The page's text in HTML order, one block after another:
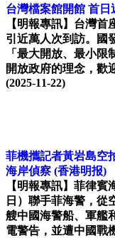
台灣檔案館開館 首日
【明報專訊】台灣
引近萬人次到訪。國
「最大開放、最小
開放政府的理念，歡
(2025-11-22)
菲機攜記者黃岩島空
海岸偵察 (香港明报)
【明報專訊】菲律
日）聯手菲海警，從
艘中國海警船、軍艦
電警告，並遭中國戰